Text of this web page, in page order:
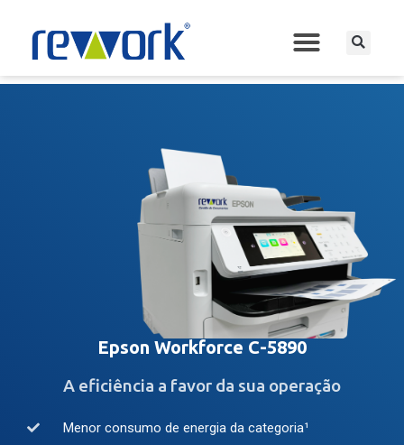
Epson Workforce C-5890
A eficiência a favor da sua operação
Menor consumo de energia da categoria¹